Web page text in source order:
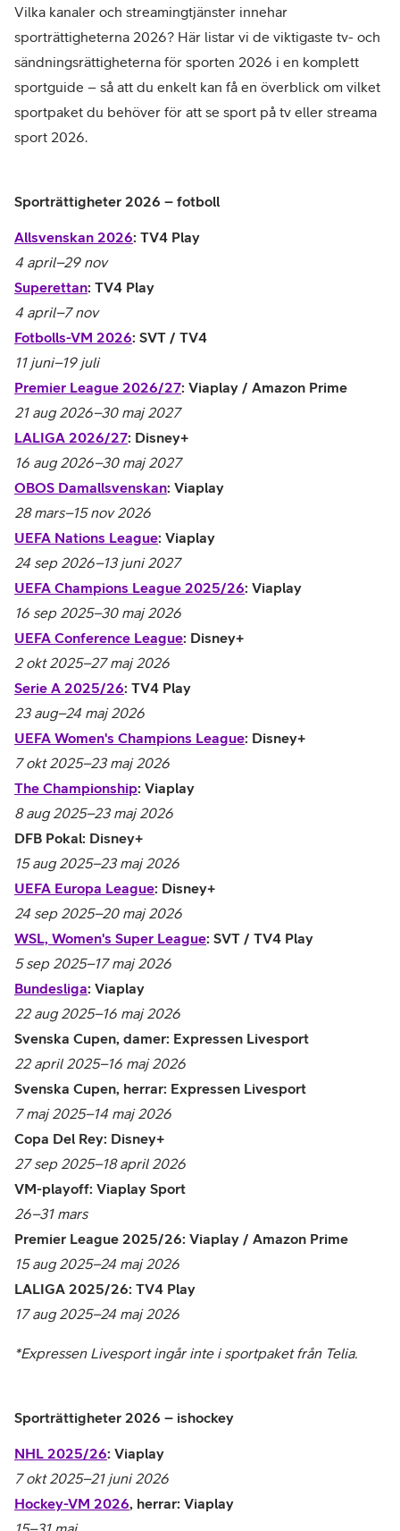
Vilka kanaler och streamingtjänster innehar
sporträttigheterna 2026? Här listar vi de viktigaste tv- och
sändningsrättigheterna för sporten 2026 i en komplett
sportguide – så att du enkelt kan få en överblick om vilket
sportpaket du behöver för att se sport på tv eller streama
sport 2026.
Sporträttigheter 2026 – fotboll
Allsvenskan 2026: TV4 Play
4 april–29 nov
Superettan: TV4 Play
4 april–7 nov
Fotbolls-VM 2026: SVT / TV4
11 juni–19 juli
Premier League 2026/27: Viaplay / Amazon Prime
21 aug 2026–30 maj 2027
LALIGA 2026/27: Disney+
16 aug 2026–30 maj 2027
OBOS Damallsvenskan: Viaplay
28 mars–15 nov 2026
UEFA Nations League: Viaplay
24 sep 2026–13 juni 2027
UEFA Champions League 2025/26: Viaplay
16 sep 2025–30 maj 2026
UEFA Conference League: Disney+
2 okt 2025–27 maj 2026
Serie A 2025/26: TV4 Play
23 aug–24 maj 2026
UEFA Women's Champions League: Disney+
7 okt 2025–23 maj 2026
The Championship: Viaplay
8 aug 2025–23 maj 2026
DFB Pokal: Disney+
15 aug 2025–23 maj 2026
UEFA Europa League: Disney+
24 sep 2025–20 maj 2026
WSL, Women's Super League: SVT / TV4 Play
5 sep 2025–17 maj 2026
Bundesliga: Viaplay
22 aug 2025–16 maj 2026
Svenska Cupen, damer: Expressen Livesport
22 april 2025–16 maj 2026
Svenska Cupen, herrar: Expressen Livesport
7 maj 2025–14 maj 2026
Copa Del Rey: Disney+
27 sep 2025–18 april 2026
VM-playoff: Viaplay Sport
26–31 mars
Premier League 2025/26: Viaplay / Amazon Prime
15 aug 2025–24 maj 2026
LALIGA 2025/26: TV4 Play
17 aug 2025–24 maj 2026
*Expressen Livesport ingår inte i sportpaket från Telia.
Sporträttigheter 2026 – ishockey
NHL 2025/26: Viaplay
7 okt 2025–21 juni 2026
Hockey-VM 2026 , herrar: Viaplay